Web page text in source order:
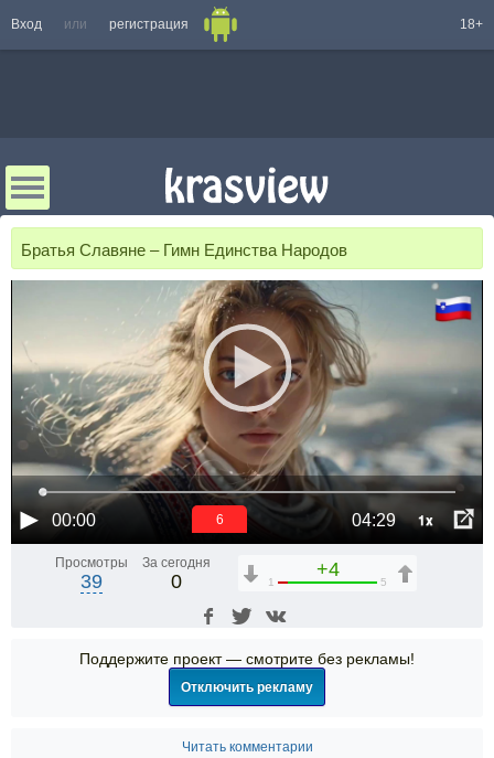
Вход или регистрация 18+
Братья Славяне – Гимн Единства Народов
00:00 04:29 1x
6
Просмотры
39
За сегодня
0
+4
1 5
Поддержите проект — смотрите без рекламы!
Отключить рекламу
Читать комментарии